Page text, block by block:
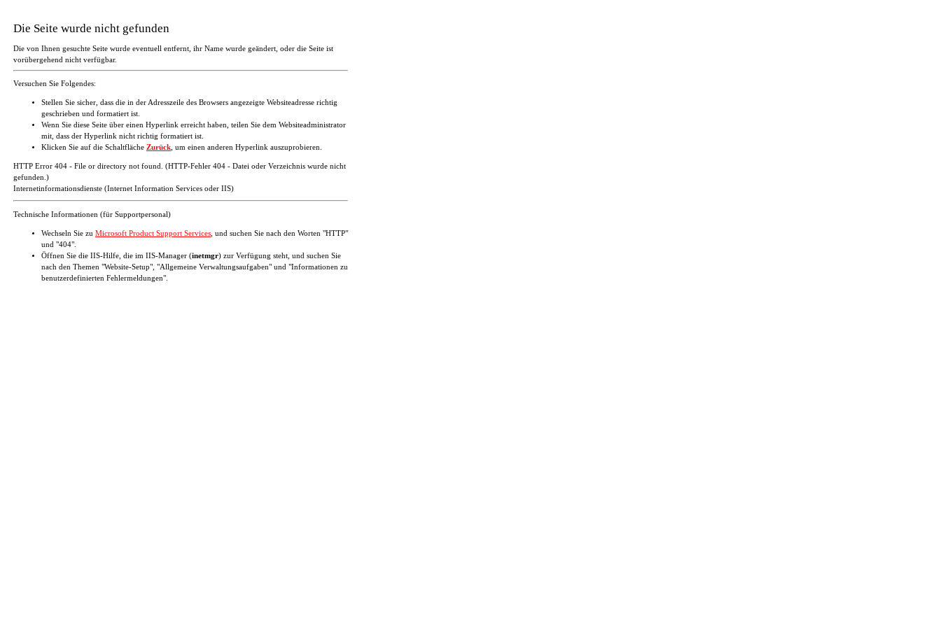
Die Seite wurde nicht gefunden
Die von Ihnen gesuchte Seite wurde eventuell entfernt, ihr Name wurde geändert, oder die Seite ist
vorübergehend nicht verfügbar.
Versuchen Sie Folgendes:
Stellen Sie sicher, dass die in der Adresszeile des Browsers angezeigte Websiteadresse richtig
geschrieben und formatiert ist.
Wenn Sie diese Seite über einen Hyperlink erreicht haben, teilen Sie dem Websiteadministrator
mit, dass der Hyperlink nicht richtig formatiert ist.
Klicken Sie auf die Schaltfläche Zurück , um einen anderen Hyperlink auszuprobieren.
HTTP Error 404 - File or directory not found. (HTTP-Fehler 404 - Datei oder Verzeichnis wurde nicht
gefunden.)
Internetinformationsdienste (Internet Information Services oder IIS)
Technische Informationen (für Supportpersonal)
Wechseln Sie zu Microsoft Product Support Services , und suchen Sie nach den Worten "HTTP"
und "404".
Öffnen Sie die IIS-Hilfe, die im IIS-Manager (inetmgr) zur Verfügung steht, und suchen Sie
nach den Themen "Website-Setup", "Allgemeine Verwaltungsaufgaben" und "Informationen zu
benutzerdefinierten Fehlermeldungen".